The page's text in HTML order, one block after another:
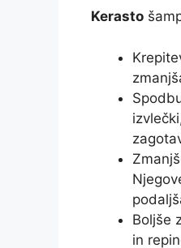
Kerasto
Boljše
in